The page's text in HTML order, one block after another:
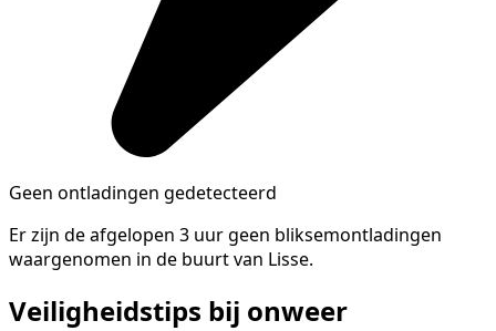
Geen ontladingen gedetecteerd
Er zijn de afgelopen 3 uur geen bliksemontladingen
waargenomen in de buurt van Lisse.
Veiligheidstips bij onweer